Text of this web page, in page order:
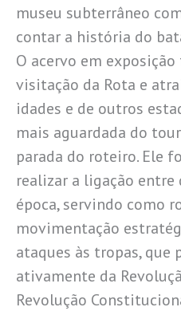
museu subterrâneo
contar a história do
O acervo em
visitação da Rota e
idades e de outros
mais aguardada do
parada do roteiro. Ele
realizar a ligação
época, servindo como
movimentação
ataques às tropas, que
ativamente da
Revolução